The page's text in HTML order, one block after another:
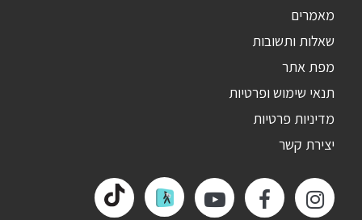
מאמרים
שאלות ותשובות
מפת אתר
תנאי שימוש ופרטיות
מדיניות פרטיות
יצירת קשר